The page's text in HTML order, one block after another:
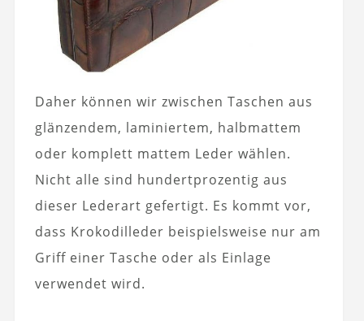
Daher können wir zwischen Taschen aus
glänzendem, laminiertem, halbmattem
oder komplett mattem Leder wählen.
Nicht alle sind hundertprozentig aus
dieser Lederart gefertigt. Es kommt vor,
dass Krokodilleder beispielsweise nur am
Griff einer Tasche oder als Einlage
verwendet wird.